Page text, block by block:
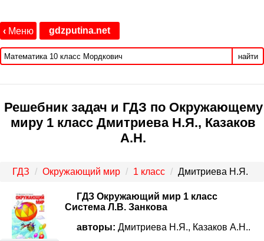
‹ Меню gdzputina.net
найти
Решебник задач и ГДЗ по Окружающему
миру 1 класс Дмитриева Н.Я., Казаков
А.Н.
ГДЗ Окружающий мир 1 класс Дмитриева Н.Я.
ГДЗ Окружающий мир 1 класс
Система Л.В. Занкова
авторы: Дмитриева Н.Я., Казаков А.Н..